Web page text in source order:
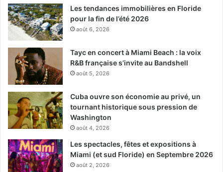
Air France
compagnies aériennes covid-19
dérogations
États-Unis d'Amérique (USA) France
lignes aériennes quarantaine
transport aérien transports vols
Les tendances immobilières en Floride
pour la fin de l’été 2026
août 6, 2026
Tayc en concert à Miami Beach : la voix
R&B française s’invite au Bandshell
août 5, 2026
Cuba ouvre son économie au privé, un
tournant historique sous pression de
Washington
août 4, 2026
Les spectacles, fêtes et expositions à
Miami (et sud Floride) en Septembre 2026
août 2, 2026